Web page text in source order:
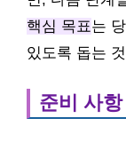
핵심 목표는
있도록 돕는
준비 사항